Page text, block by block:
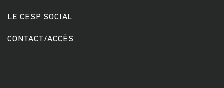
LE CESP SOCIAL
CONTACT/ACCÈS